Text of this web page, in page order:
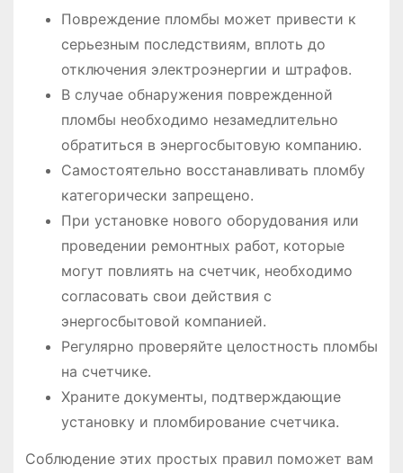
Повреждение пломбы может привести к
серьезным последствиям, вплоть до
отключения электроэнергии и штрафов.
В случае обнаружения поврежденной
пломбы необходимо незамедлительно
обратиться в энергосбытовую компанию.
Самостоятельно восстанавливать пломбу
категорически запрещено.
При установке нового оборудования или
проведении ремонтных работ, которые
могут повлиять на счетчик, необходимо
согласовать свои действия с
энергосбытовой компанией.
Регулярно проверяйте целостность пломбы
на счетчике.
Храните документы, подтверждающие
установку и пломбирование счетчика.
Соблюдение этих простых правил поможет вам